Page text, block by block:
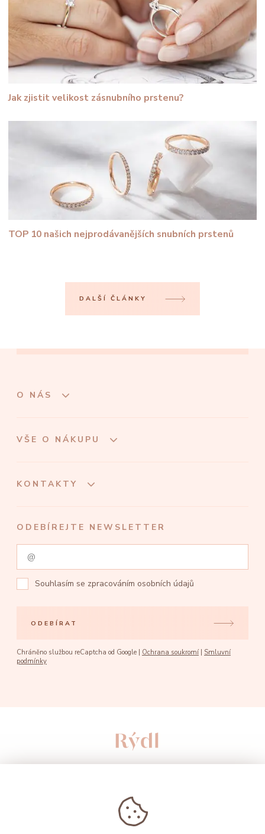
Jak zjistit velikost zásnubního prstenu?
TOP 10 našich nejprodávanějších snubních prstenů
DALŠÍ ČLÁNKY
O NÁS
VŠE O NÁKUPU
KONTAKTY
ODEBÍREJTE NEWSLETTER
Souhlasím se zpracováním osobních údajů
ODEBÍRAT
Chráněno službou reCaptcha od Google | Ochrana soukromí
Smluvní
podmínky